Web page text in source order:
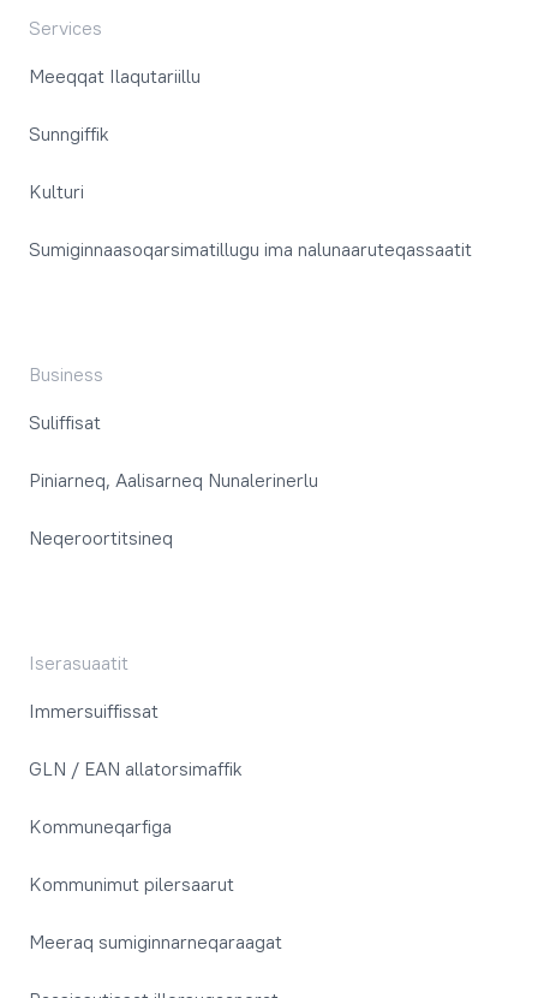
Services
Meeqqat Ilaqutariillu
Sunngiffik
Kulturi
Sumiginnaasoqarsimatillugu ima nalunaaruteqassaatit
Business
Suliffisat
Piniarneq, Aalisarneq Nunalerinerlu
Neqeroortitsineq
Iserasuaatit
Immersuiffissat
GLN / EAN allatorsimaffik
Kommuneqarfiga
Kommunimut pilersaarut
Meeraq sumiginnarneqaraagat